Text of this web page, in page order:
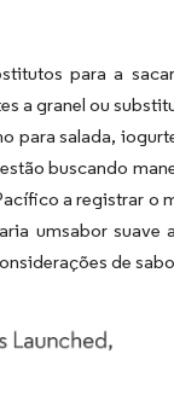
para a
a granel ou
para salada,
buscando
a registrar o
umsabor suave
de